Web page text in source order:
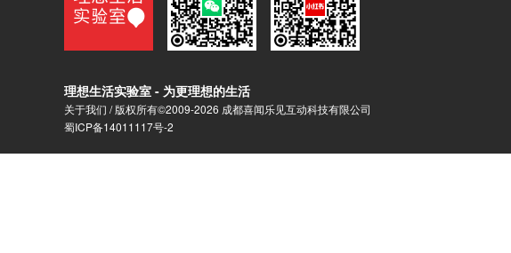
理想生活实验室 - 为更理想的生活
关于我们 / 版权所有©2009-2026 成都喜闻乐见互动科技有限公司
蜀ICP备14011117号-2